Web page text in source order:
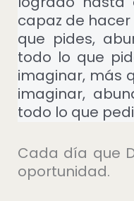
capaz de
que pides,
todo lo que
imaginar, más
imaginar,
todo lo que
Cada día que
oportunidad.